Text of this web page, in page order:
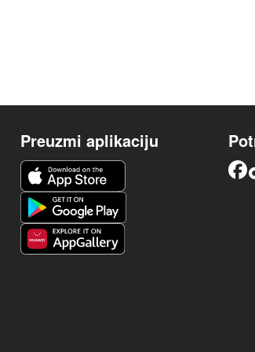
Preuzmi aplikaciju